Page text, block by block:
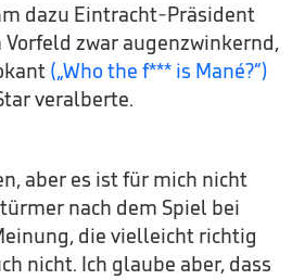
dazu Eintracht-Präsident
Vorfeld zwar augenzwinkernd,
(„Who the f*** is Mané?“)
veralberte.
aber es ist für mich nicht
nach dem Spiel bei
die vielleicht richtig
nicht. Ich glaube aber, dass